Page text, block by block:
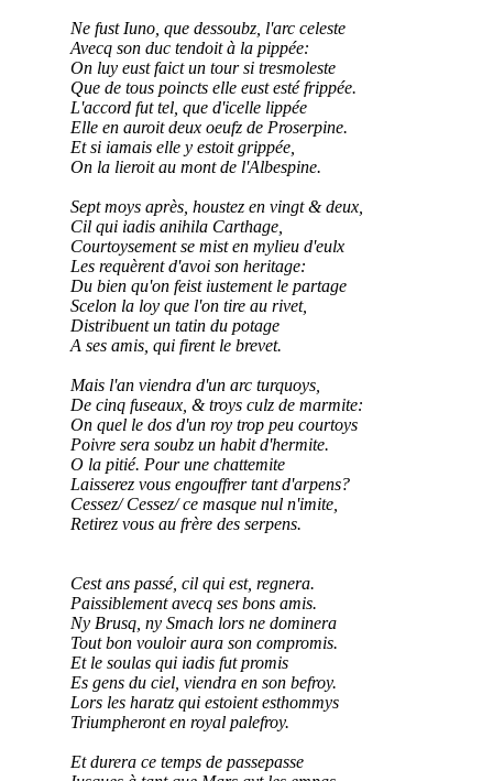
Ne fust Iuno, que dessoubz, l'arc celeste
Avecq son duc tendoit à la pippée:
On luy eust faict un tour si tresmoleste
Que de tous poincts elle eust esté frippée.
L'accord fut tel, que d'icelle lippée
Elle en auroit deux oeufz de Proserpine.
Et si iamais elle y estoit grippée,
On la lieroit au mont de l'Albespine.
Sept moys après, houstez en vingt & deux,
Cil qui iadis anihila Carthage,
Courtoysement se mist en mylieu d'eulx
Les requèrent d'avoi son heritage:
Du bien qu'on feist iustement le partage
Scelon la loy que l'on tire au rivet,
Distribuent un tatin du potage
A ses amis, qui firent le brevet.
Mais l'an viendra d'un arc turquoys,
De cinq fuseaux, & troys culz de marmite:
On quel le dos d'un roy trop peu courtoys
Poivre sera soubz un habit d'hermite.
O la pitié. Pour une chattemite
Laisserez vous engouffrer tant d'arpens?
Cessez/ Cessez/ ce masque nul n'imite,
Retirez vous au frère des serpens.
Cest ans passé, cil qui est, regnera.
Paissiblement avecq ses bons amis.
Ny Brusq, ny Smach lors ne dominera
Tout bon vouloir aura son compromis.
Et le soulas qui iadis fut promis
Es gens du ciel, viendra en son befroy.
Lors les haratz qui estoient esthommys
Triumpheront en royal palefroy.
Et durera ce temps de passepasse